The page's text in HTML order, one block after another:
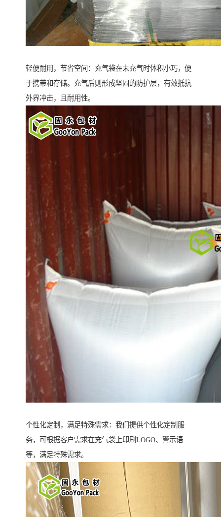
轻便耐用，节省空间：充气袋在未充气时体积小巧，便
于携带和存储。充气后则形成坚固的防护层，有效抵抗
外界冲击，且耐用性。
个性化定制，满足特殊需求：我们提供个性化定制服
务，可根据客户需求在充气袋上印刷LOGO、警示语
等，满足特殊需求。